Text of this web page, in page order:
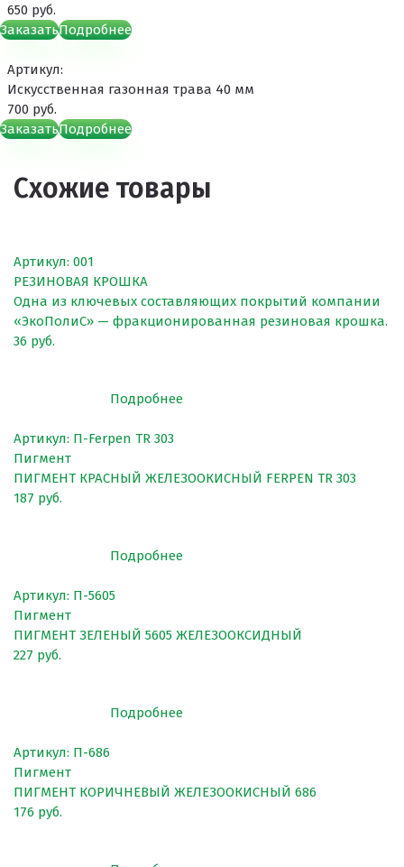
650 руб.
ЗаказатьПодробнее
Артикул:
Искусственная газонная трава 40 мм
700 руб.
ЗаказатьПодробнее
Схожие товары
Артикул: 001
РЕЗИНОВАЯ КРОШКА
Одна из ключевых составляющих покрытий компании
«ЭкоПолиС» — фракционированная резиновая крошка.
36 руб.
Подробнее
Артикул: П-Ferpen TR 303
Пигмент
ПИГМЕНТ КРАСНЫЙ ЖЕЛЕЗООКИСНЫЙ FERPEN TR 303
187 руб.
Подробнее
Артикул: П-5605
Пигмент
ПИГМЕНТ ЗЕЛЕНЫЙ 5605 ЖЕЛЕЗООКСИДНЫЙ
227 руб.
Подробнее
Артикул: П-686
Пигмент
ПИГМЕНТ КОРИЧНЕВЫЙ ЖЕЛЕЗООКИСНЫЙ 686
176 руб.